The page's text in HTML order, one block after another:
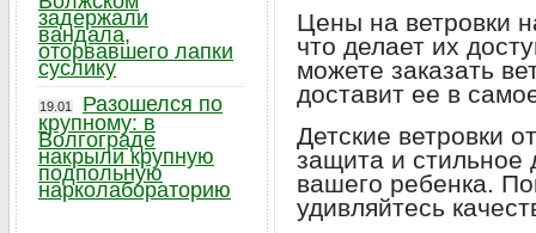
Цены на ветровки
что делает их
можете заказать
доставит ее в
Детские ветровки
защита и стильное
вашего ребенка.
удивляйтесь
задержали
вандала,
оторвавшего лапки
суслику
19.01
Разошелся по
крупному: в
Волгограде
накрыли крупную
подпольную
нарколабораторию